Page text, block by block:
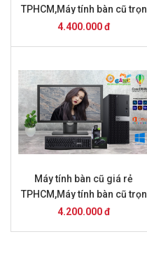
TPHCM,Máy tính bàn cũ trọn
bộ giá 4.2 triệu Máy tính bàn
4.400.000 đ
Máy tính bàn cũ giá rẻ
TPHCM,Máy tính bàn cũ trọn
bộ giá 4.2 triệu
4.200.000 đ